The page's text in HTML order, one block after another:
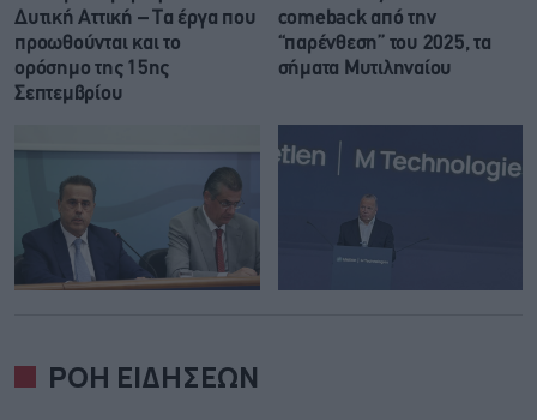
Δυτική Αττική – Τα έργα που
προωθούνται και το
ορόσημο της 15ης
Σεπτεμβρίου
comeback από την
“παρένθεση” του 2025, τα
σήματα Μυτιληναίου
ΡΟΗ ΕΙΔΗΣΕΩΝ